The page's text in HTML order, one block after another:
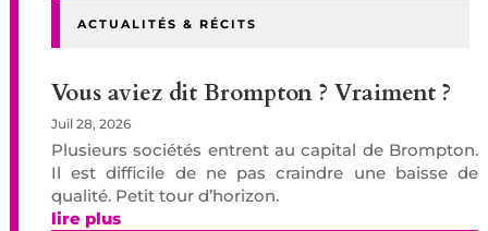
ACTUALITÉS & RÉCITS
Vous aviez dit Brompton ? Vraiment ?
Juil 28, 2026
Plusieurs sociétés entrent au capital de Brompton.
Il est difficile de ne pas craindre une baisse de
qualité. Petit tour d’horizon.
lire plus